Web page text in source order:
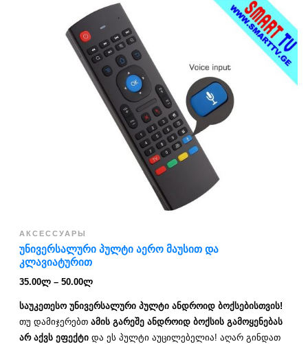
АКСЕССУАРЫ
ᲣᲜᲘᲕᲔᲠᲡᲐᲚᲣᲠᲘ ᲞᲣᲚᲢᲘ ᲐᲔᲠᲝ ᲛᲐᲣᲡᲘᲗ ᲓᲐ
ᲙᲚᲐᲕᲘᲐᲢᲣᲠᲘᲗ
35.00ლ – 50.00ლ
საუკეთესო უნივერსალური პულტი ანდროიდ ბოქსებისთვის!
თუ დამიჯერებთ ამის გარეშე ანდროიდ ბოქსის გამოყენებას
არ აქვს ეფექტი და ეს პულტი აუცილებელია! აღარ გინდათ